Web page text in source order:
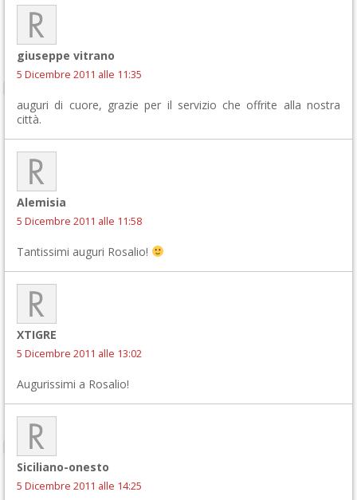
giuseppe vitrano
5 Dicembre 2011 alle 11:35
auguri di cuore, grazie per il servizio che offrite alla nostra
città.
Alemisia
5 Dicembre 2011 alle 11:58
Tantissimi auguri Rosalio!
XTIGRE
5 Dicembre 2011 alle 13:02
Augurissimi a Rosalio!
Siciliano-onesto
5 Dicembre 2011 alle 14:25